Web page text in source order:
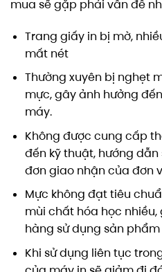
mua sẽ gặp phải vấn đề
Trang giấy in bị mờ,
mất nét
Thường xuyên bị nghẹt
mực, gây ảnh hưởng
máy.
Không được cung cấp
đến kỹ thuật, hướng
đơn giao nhận của đơn
Mực không đạt tiêu
mùi chất hóa học
hàng sử dụng sản phẩm
Khi sử dụng liên tục